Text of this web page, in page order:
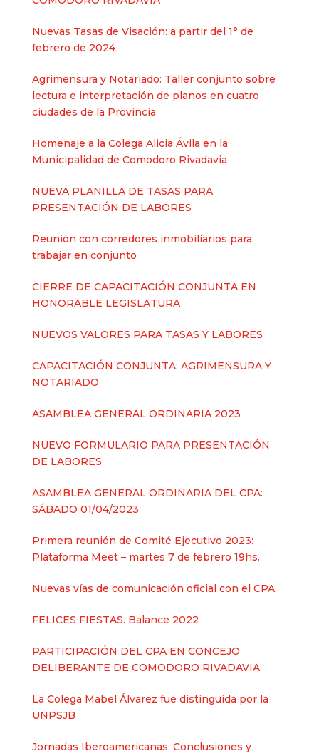
Nuevas Tasas de Visación: a partir del 1° de
febrero de 2024
Agrimensura y Notariado: Taller conjunto sobre
lectura e interpretación de planos en cuatro
ciudades de la Provincia
Homenaje a la Colega Alicia Ávila en la
Municipalidad de Comodoro Rivadavia
NUEVA PLANILLA DE TASAS PARA
PRESENTACIÓN DE LABORES
Reunión con corredores inmobiliarios para
trabajar en conjunto
CIERRE DE CAPACITACIÓN CONJUNTA EN
HONORABLE LEGISLATURA
NUEVOS VALORES PARA TASAS Y LABORES
CAPACITACIÓN CONJUNTA: AGRIMENSURA Y
NOTARIADO
ASAMBLEA GENERAL ORDINARIA 2023
NUEVO FORMULARIO PARA PRESENTACIÓN
DE LABORES
ASAMBLEA GENERAL ORDINARIA DEL CPA:
SÁBADO 01/04/2023
Primera reunión de Comité Ejecutivo 2023:
Plataforma Meet – martes 7 de febrero 19hs.
Nuevas vías de comunicación oficial con el CPA
FELICES FIESTAS. Balance 2022
PARTICIPACIÓN DEL CPA EN CONCEJO
DELIBERANTE DE COMODORO RIVADAVIA
La Colega Mabel Álvarez fue distinguida por la
UNPSJB
Jornadas Iberoamericanas: Conclusiones y